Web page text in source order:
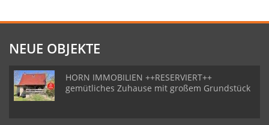
NEUE OBJEKTE
HORN IMMOBILIEN ++RESERVIERT++
gemütliches Zuhause mit großem Grundstück